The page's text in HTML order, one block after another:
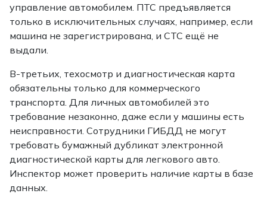
управление автомобилем. ПТС предъявляется
только в исключительных случаях, например, если
машина не зарегистрирована, и СТС ещё не
выдали.
В-третьих, техосмотр и диагностическая карта
обязательны только для коммерческого
транспорта. Для личных автомобилей это
требование незаконно, даже если у машины есть
неисправности. Сотрудники ГИБДД не могут
требовать бумажный дубликат электронной
диагностической карты для легкового авто.
Инспектор может проверить наличие карты в базе
данных.